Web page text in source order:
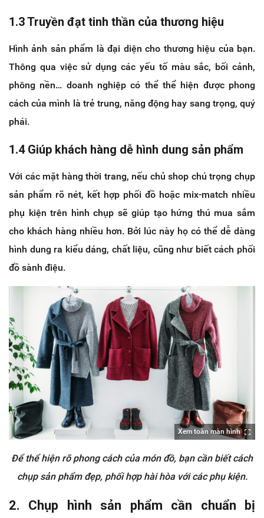
1.3 Truyền đạt tinh thần của thương hiệu
Hình ảnh sản phẩm là đại diện cho thương hiệu của bạn.
Thông qua việc sử dụng các yếu tố màu sắc, bối cảnh,
phông nền… doanh nghiệp có thể thể hiện được phong
cách của mình là trẻ trung, năng động hay sang trọng, quý
phái.
1.4 Giúp khách hàng dễ hình dung sản phẩm
Với các mặt hàng thời trang, nếu chủ shop chú trọng chụp
sản phẩm rõ nét, kết hợp phối đồ hoặc mix-match nhiều
phụ kiện trên hình chụp sẽ giúp tạo hứng thú mua sắm
cho khách hàng nhiều hơn. Bởi lúc này họ có thể dễ dàng
hình dung ra kiểu dáng, chất liệu, cũng như biết cách phối
đồ sành điệu.
Xem toàn màn hình
Để thể hiện rõ phong cách của món đồ, bạn cần biết cách
chụp sản phẩm đẹp, phối hợp hài hòa với các phụ kiện.
2. Chụp hình sản phẩm cần chuẩn bị